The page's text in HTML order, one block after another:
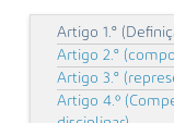
Artigo 1.°
Artigo 2.°
Artigo 3.°
Artigo 4.º